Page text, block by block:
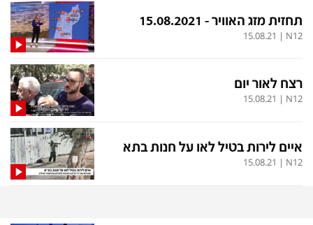
עיצוב ונדל''ן
ספורט
דעות ופרשנויות
מדע וסביבה
להיאבק בסרטן
שכונה עם הכל
כַּבֵּד את הַכָּבֵד
השקעות למתקדמים
שאלה אחת ביום
תחזית מזג האוויר - 15.08.2021
N12
|
15.08.21
רצח לאור יום
N12
|
15.08.21
איים לירות בטיל לאו על חנות בתא
N12
|
15.08.21